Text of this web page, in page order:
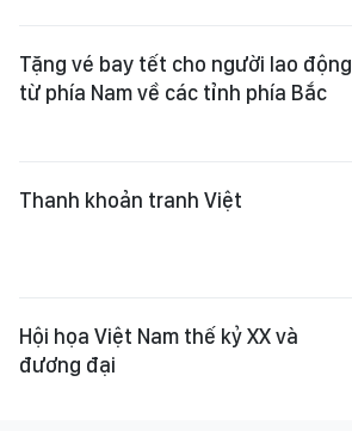
Tặng vé bay tết cho người lao động
từ phía Nam về các tỉnh phía Bắc
Thanh khoản tranh Việt
Hội họa Việt Nam thế kỷ XX và
đương đại